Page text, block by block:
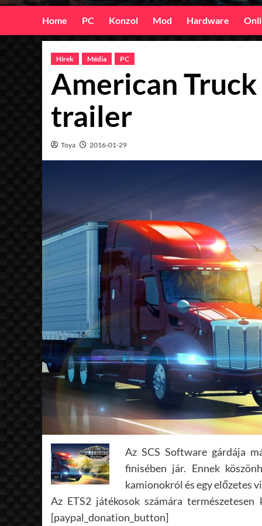
Home PC Konzol Mod Hardware
Hírek Média PC
American
trailer
Toya 2016-01-29
Az SCS Software gárdája
finisében jár. Ennek
kamionokról és egy előzetes
Az ETS2 játékosok számára
[paypal_donation_button]